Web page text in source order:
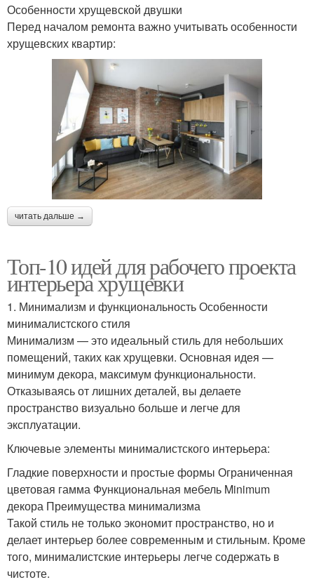
Особенности хрущевской двушки
Перед началом ремонта важно учитывать особенности
хрущевских квартир:
читать дальше →
Топ-10 идей для рабочего проекта
интерьера хрущевки
1. Минимализм и функциональность Особенности
минималистского стиля
Минимализм — это идеальный стиль для небольших
помещений, таких как хрущевки. Основная идея —
минимум декора, максимум функциональности.
Отказываясь от лишних деталей, вы делаете
пространство визуально больше и легче для
эксплуатации.
Ключевые элементы минималистского интерьера:
Гладкие поверхности и простые формы Ограниченная
цветовая гамма Функциональная мебель Minimum
декора Преимущества минимализма
Такой стиль не только экономит пространство, но и
делает интерьер более современным и стильным. Кроме
того, минималистские интерьеры легче содержать в
чистоте.